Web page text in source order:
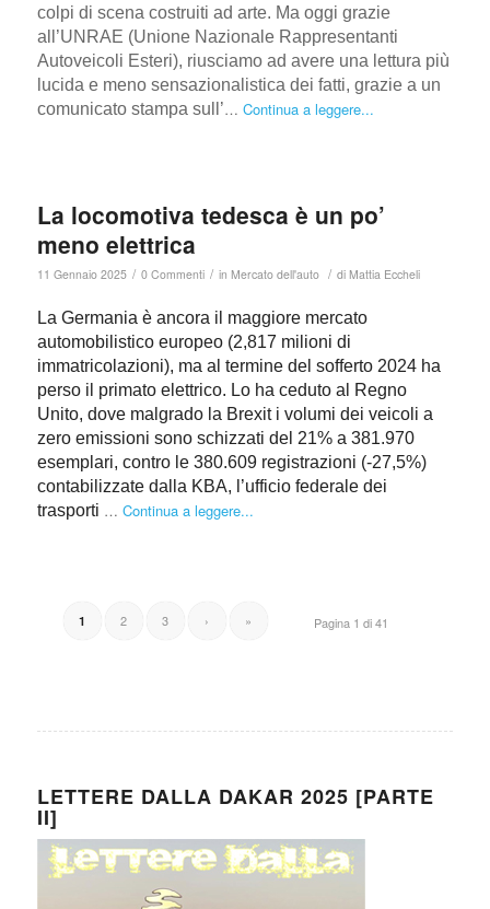
colpi di scena costruiti ad arte. Ma oggi grazie
all’UNRAE (Unione Nazionale Rappresentanti
Autoveicoli Esteri), riusciamo ad avere una lettura più
lucida e meno sensazionalistica dei fatti, grazie a un
comunicato stampa sull’… Continua a leggere...
La locomotiva tedesca è un po’
meno elettrica
11 Gennaio 2025 / 0 Commenti / in Mercato dell'auto / di Mattia Eccheli
La Germania è ancora il maggiore mercato
automobilistico europeo (2,817 milioni di
immatricolazioni), ma al termine del sofferto 2024 ha
perso il primato elettrico. Lo ha ceduto al Regno
Unito, dove malgrado la Brexit i volumi dei veicoli a
zero emissioni sono schizzati del 21% a 381.970
esemplari, contro le 380.609 registrazioni (-27,5%)
contabilizzate dalla KBA, l’ufficio federale dei
trasporti … Continua a leggere...
Pagina 1 di 41
1 2 3 › »
LETTERE DALLA DAKAR 2025 [PARTE
II]